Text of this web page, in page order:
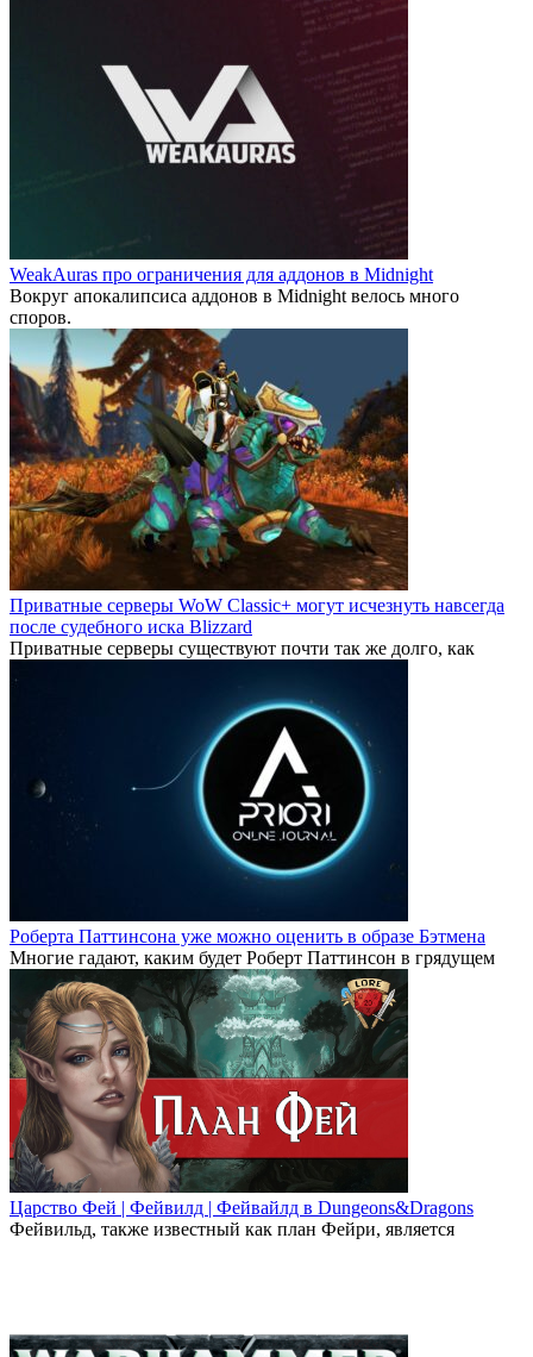
WeakAuras про ограничения для аддонов в Midnight
Вокруг апокалипсиса аддонов в Midnight велось много
споров.
Приватные серверы WoW Classic+ могут исчезнуть навсегда
после судебного иска Blizzard
Приватные серверы существуют почти так же долго, как
Роберта Паттинсона уже можно оценить в образе Бэтмена
Многие гадают, каким будет Роберт Паттинсон в грядущем
Царство Фей | Фейвилд | Фейвайлд в Dungeons&Dragons
Фейвильд, также известный как план Фейри, является